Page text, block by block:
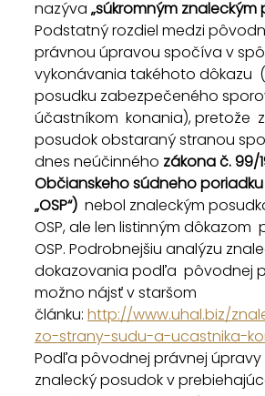
nazýva „súkromným znaleckým
Podstatný rozdiel medzi
právnou úpravou spočíva v
vykonávania takéhoto dôkazu
posudku zabezpečeného
účastníkom  konania), pretože
posudok obstaraný stranou
dnes neúčinného zákona č. 99/
Občianskeho súdneho
„OSP“)
nebol znaleckým
OSP, ale len listinným dôkazom
OSP. Podrobnejšiu analýzu
dokazovania podľa  pôvodnej
možno nájsť v staršom
článku: http://www.uhal.biz/
zo-strany-sudu-a-ucastnika-
Podľa pôvodnej právnej úpravy
znalecký posudok v